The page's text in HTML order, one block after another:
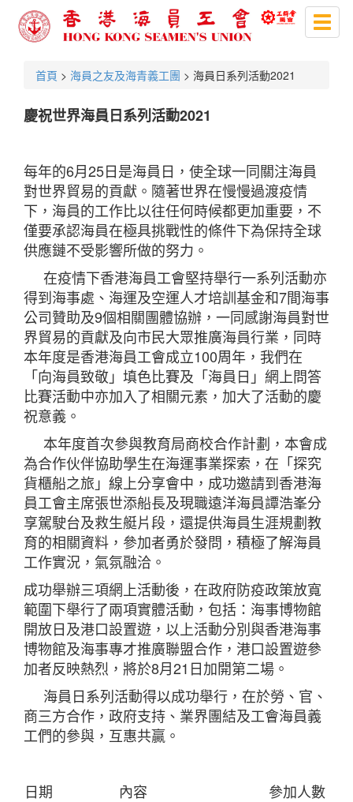
首頁 > 海員之友及海青義工團 > 海員日系列活動2021
慶祝世界海員日系列活動2021
每年的6月25日是海員日，使全球一同關注海員
對世界貿易的貢獻。隨著世界在慢慢過渡疫情
下，海員的工作比以往任何時候都更加重要，不
僅要承認海員在極具挑戰性的條件下為保持全球
供應鏈不受影響所做的努力。
在疫情下香港海員工會堅持舉行一系列活動亦
得到海事處、海運及空運人才培訓基金和7間海事
公司贊助及9個相關團體協辦，一同感謝海員對世
界貿易的貢獻及向市民大眾推廣海員行業，同時
本年度是香港海員工會成立100周年，我們在
「向海員致敬」填色比賽及「海員日」網上問答
比賽活動中亦加入了相關元素，加大了活動的慶
祝意義。
本年度首次參與教育局商校合作計劃，本會成
為合作伙伴協助學生在海運事業探索，在「探究
貨櫃船之旅」線上分享會中，成功邀請到香港海
員工會主席張世添船長及現職遠洋海員譚浩峯分
享駕駛台及救生艇片段，還提供海員生涯規劃教
育的相關資料，參加者勇於發問，積極了解海員
工作實況，氣氛融洽。
成功舉辦三項網上活動後，在政府防疫政策放寬
範圍下舉行了兩項實體活動，包括：海事博物館
開放日及港口設置遊，以上活動分別與香港海事
博物館及海事專才推廣聯盟合作，港口設置遊參
加者反映熱烈，將於8月21日加開第二場。
海員日系列活動得以成功舉行，在於勞、官、
商三方合作，政府支持、業界團結及工會海員義
工們的參與，互惠共贏。
日期 內容
參加人數